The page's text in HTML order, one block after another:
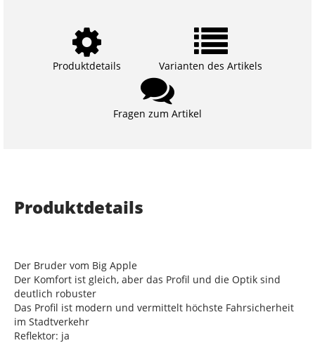
Produktdetails Varianten des Artikels
Fragen zum Artikel
Produktdetails
Der Bruder vom Big Apple
Der Komfort ist gleich, aber das Profil und die Optik sind
deutlich robuster
Das Profil ist modern und vermittelt höchste Fahrsicherheit
im Stadtverkehr
Reflektor: ja